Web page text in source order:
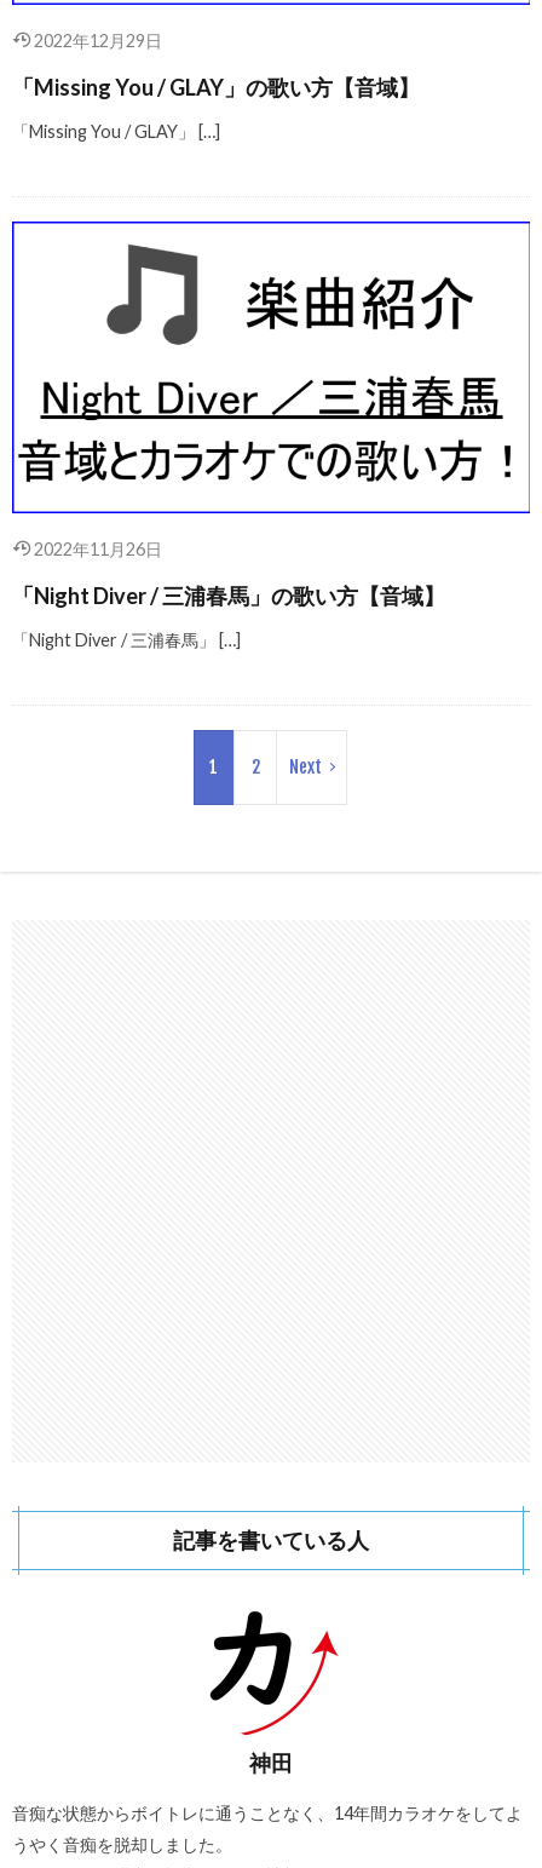
2022年12月29日
「Missing You / GLAY」の歌い方【音域】
「Missing You / GLAY」 […]
2022年11月26日
「Night Diver / 三浦春馬」の歌い方【音域】
「Night Diver / 三浦春馬」 […]
1 2 Next
記事を書いている人
神田
音痴な状態からボイトレに通うことなく、14年間カラオケをしてよ
うやく音痴を脱却しました。